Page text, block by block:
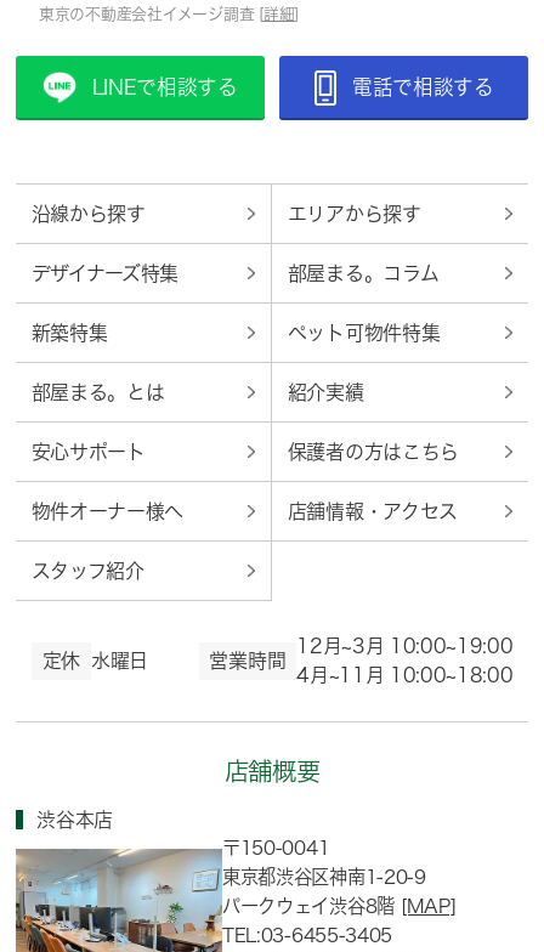
東京の不動産会社イメージ調査 [詳細]
LINEで相談する 電話で相談する
沿線から探す エリアから探す
デザイナーズ特集 部屋まる。コラム
新築特集 ペット可物件特集
部屋まる。とは 紹介実績
安心サポート 保護者の方はこちら
物件オーナー様へ 店舗情報・アクセス
スタッフ紹介
定休 水曜日 営業時間
12月~3月 10:00~19:00
4月~11月 10:00~18:00
店舗概要
渋谷本店
〒150-0041
東京都渋谷区神南1-20-9
パークウェイ渋谷8階 [MAP]
TEL:03-6455-3405